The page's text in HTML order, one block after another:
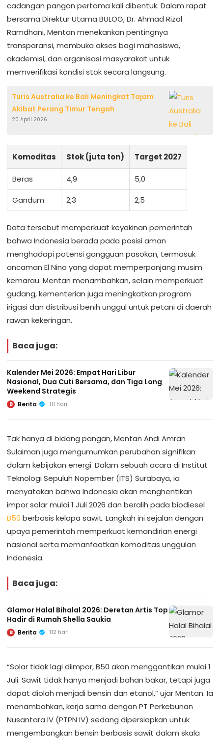
cadangan pangan pertama kali dibentuk. Dalam rapat
bersama Direktur Utama BULOG, Dr. Ahmad Rizal
Ramdhani, Mentan menekankan pentingnya
transparansi, membuka akses bagi mahasiswa,
akademisi, dan organisasi masyarakat untuk
memverifikasi kondisi stok secara langsung.
Turis Australia ke Bali Meningkat Tajam
Akibat Perang Timur Tengah
20 April 2026
Komoditas Stok (juta ton) Target 2027
Beras 4,9 5,0
Gandum 2,3 2,5
Data tersebut memperkuat keyakinan pemerintah
bahwa Indonesia berada pada posisi aman
menghadapi potensi gangguan pasokan, termasuk
ancaman El Nino yang dapat memperpanjang musim
kemarau. Mentan menambahkan, selain memperkuat
gudang, kementerian juga meningkatkan program
irigasi dan distribusi benih unggul untuk petani di daerah
rawan kekeringan.
Baca juga:
Kalender Mei 2026: Empat Hari Libur
Nasional, Dua Cuti Bersama, dan Tiga Long
Weekend Strategis
B Berita 111 hari
Tak hanya di bidang pangan, Mentan Andi Amran
Sulaiman juga mengumumkan perubahan signifikan
dalam kebijakan energi. Dalam sebuah acara di Institut
Teknologi Sepuluh Nopember (ITS) Surabaya, ia
menyatakan bahwa Indonesia akan menghentikan
impor solar mulai 1 Juli 2026 dan beralih pada biodiesel
B50 berbasis kelapa sawit. Langkah ini sejalan dengan
upaya pemerintah memperkuat kemandirian energi
nasional serta memanfaatkan komoditas unggulan
Indonesia.
Baca juga:
Glamor Halal Bihalal 2026: Deretan Artis Top
Hadir di Rumah Shella Saukia
B Berita 112 hari
“Solar tidak lagi diimpor, B50 akan menggantikan mulai 1
Juli. Sawit tidak hanya menjadi bahan bakar, tetapi juga
dapat diolah menjadi bensin dan etanol,” ujar Mentan. Ia
menambahkan, kerja sama dengan PT Perkebunan
Nusantara IV (PTPN IV) sedang dipersiapkan untuk
mengembangkan bensin berbasis sawit dalam skala